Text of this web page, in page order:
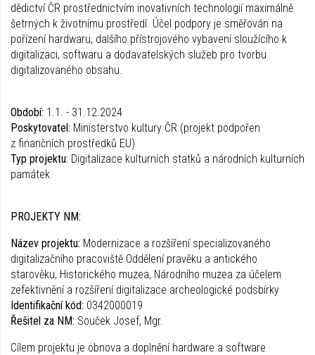
dědictví ČR prostřednictvím inovativních technologií maximálně
šetrných k životnímu prostředí. Účel podpory je směřován na
pořízení hardwaru, dalšího přístrojového vybavení sloužícího k
digitalizaci, softwaru a dodavatelských služeb pro tvorbu
digitalizovaného obsahu.
Období: 1.1. - 31.12.2024
Poskytovatel: Ministerstvo kultury ČR (projekt podpořen
z finančních prostředků EU)
Typ projektu: Digitalizace kulturních statků a národních kulturních
památek
PROJEKTY NM:
Název projektu: Modernizace a rozšíření specializovaného
digitalizačního pracoviště Oddělení pravěku a antického
starověku, Historického muzea, Národního muzea za účelem
zefektivnění a rozšíření digitalizace archeologické podsbírky
Identifikační kód: 0342000019
Řešitel za NM: Souček Josef, Mgr.
Cílem projektu je obnova a doplnění hardware a software